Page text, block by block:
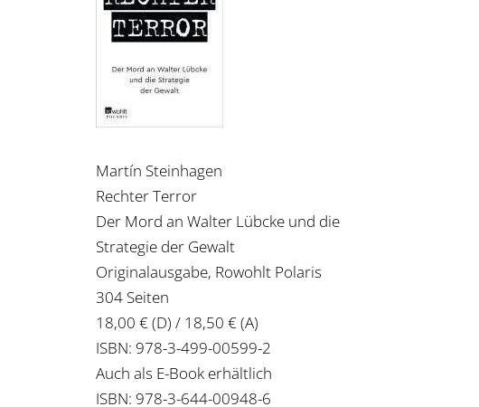
Martín Steinhagen
Rechter Terror
Der Mord an Walter Lübcke und die
Strategie der Gewalt
Originalausgabe, Rowohlt Polaris
304 Seiten
18,00 € (D) / 18,50 € (A)
ISBN: 978-3-499-00599-2
Auch als E-Book erhältlich
ISBN: 978-3-644-00948-6